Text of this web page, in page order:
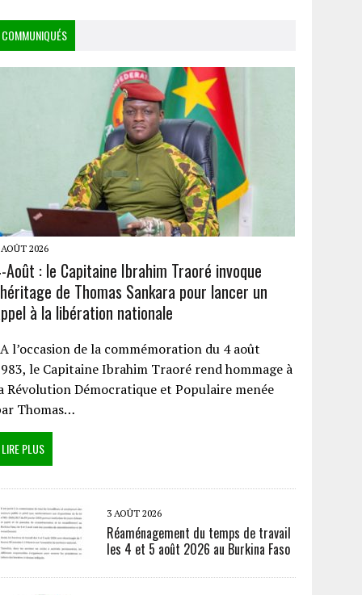
COMMUNIQUÉS
2026
Août : le Capitaine Ibrahim Traoré invoque
de Thomas Sankara pour lancer un
à la libération nationale
l’occasion de la commémoration du 4 août
le Capitaine Ibrahim Traoré rend hommage à
Révolution Démocratique et Populaire menée
Thomas…
LIRE PLUS
3 AOÛT 2026
Réaménagement du temps de travail
les 4 et 5 août 2026 au Burkina Faso